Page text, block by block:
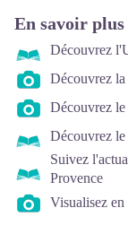
En savoir plus
Découvrez
Découvrez
Découvrez
Découvrez
Suivez
Provence
Visualisez